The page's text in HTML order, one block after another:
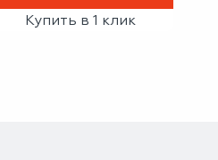
Купить в 1 клик